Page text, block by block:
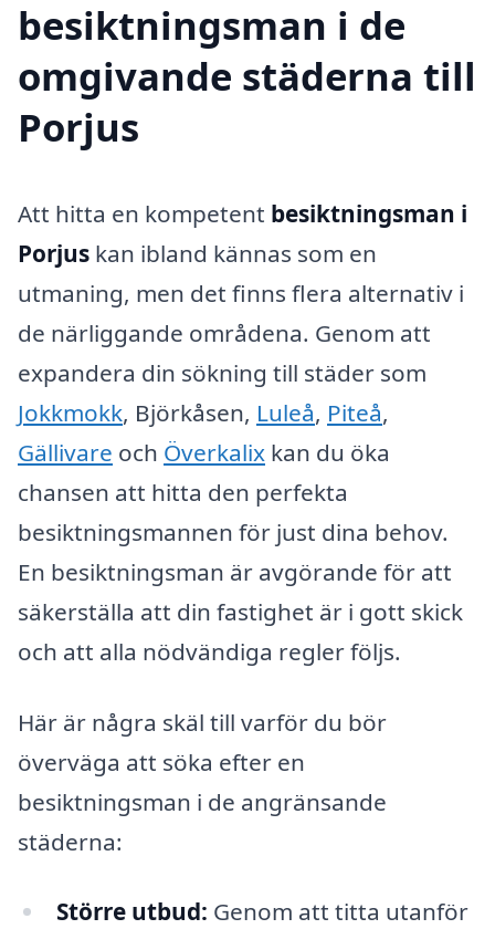
besiktningsman i de
omgivande städerna till
Porjus
Att hitta en kompetent besiktningsman i
Porjus kan ibland kännas som en
utmaning, men det finns flera alternativ i
de närliggande områdena. Genom att
expandera din sökning till städer som
Jokkmokk, Björkåsen, Luleå, Piteå,
Gällivare och Överkalix kan du öka
chansen att hitta den perfekta
besiktningsmannen för just dina behov.
En besiktningsman är avgörande för att
säkerställa att din fastighet är i gott skick
och att alla nödvändiga regler följs.
Här är några skäl till varför du bör
överväga att söka efter en
besiktningsman i de angränsande
städerna:
Större utbud: Genom att titta utanför